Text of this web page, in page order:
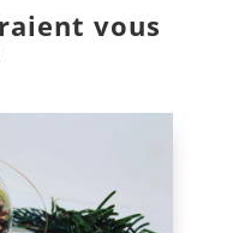
vous